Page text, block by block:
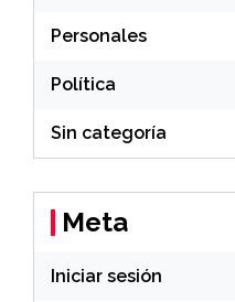
Personales
Política
Sin categoría
Meta
Iniciar sesión